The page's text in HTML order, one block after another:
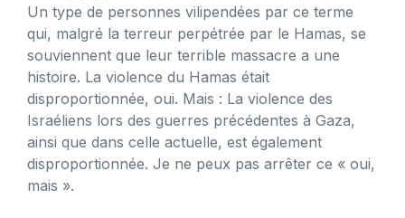
Un type de personnes vilipendées par ce terme
qui, malgré la terreur perpétrée par le Hamas, se
souviennent que leur terrible massacre a une
histoire. La violence du Hamas était
disproportionnée, oui. Mais : La violence des
Israéliens lors des guerres précédentes à Gaza,
ainsi que dans celle actuelle, est également
disproportionnée. Je ne peux pas arrêter ce « oui,
mais ».